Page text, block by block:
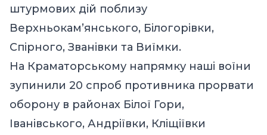
штурмових дій поблизу
Верхньокам’янського, Білогорівки,
Спірного, Званівки та Виїмки.
На Краматорському напрямку наші воїни
зупинили 20 спроб противника прорвати
оборону в районах Білої Гори,
Іванівського, Андріївки, Кліщіївки